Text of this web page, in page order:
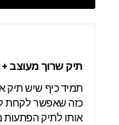
תיק שרוך מעוצב +
תמיד כיף שיש תיק
כזה שאפשר לקחת
אותו לתיק הפתעות